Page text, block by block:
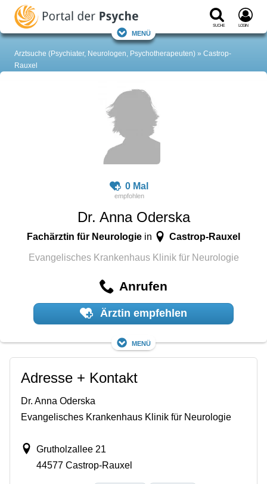
Suche Login
Menü
Arztsuche (Psychiater, Neurologen, Psychotherapeuten)
Castrop-
Rauxel
0 Mal
Dr. Anna Oderska
Fachärztin für Neurologiein Castrop-Rauxel
Evangelisches Krankenhaus Klinik für Neurologie
Anrufen
Ärztin empfehlen
Menü
Adresse + Kontakt
Dr. Anna Oderska
Evangelisches Krankenhaus Klinik für Neurologie
Grutholzallee 21
44577 Castrop-Rauxel